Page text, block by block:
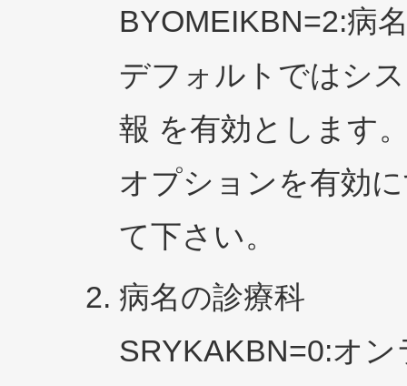
BYOMEIKBN=2:病
デフォルトではシ
報 を有効とします
オプションを有効
て下さい。
病名の診療科
SRYKAKBN=0:オ